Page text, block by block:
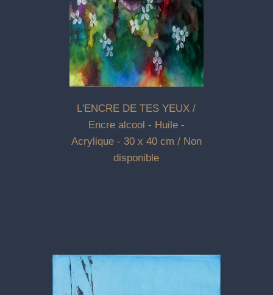
L'ENCRE DE TES YEUX /
Encre alcool - Huile -
Acrylique - 30 x 40 cm / Non
disponible